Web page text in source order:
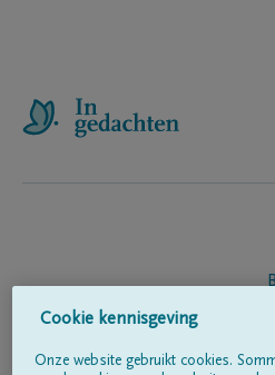
Cookie kennisgeving
Onze website gebruikt cookies.